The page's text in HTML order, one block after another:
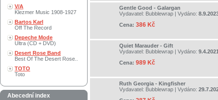
V/A
Klezmer Music 1908-1927
Bartos Karl
Off The Record
Depeche Mode
Ultra (CD + DVD)
Desert Rose Band
Best Of The Desert Rose..
TOTO
Toto
Abecední index
Gentle Good - Galargan
Vydavatel: Bubblewrap | Vydáno:
Cena: 386 Kč
Quiet Marauder - Gift
Vydavatel: Bubblewrap | Vydáno:
Cena: 989 Kč
Ruth Georgia - Kingfisher
Vydavatel: Bubblewrap | Vydáno: